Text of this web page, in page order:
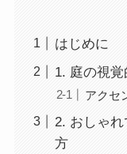
はじめに
1. 庭の視
アクセ
2. おしゃれ
方